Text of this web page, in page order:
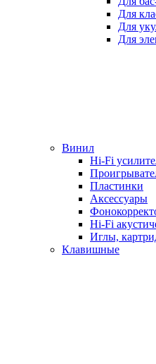
Для
Для
Для
Винил
Hi-Fi
Пластинки
Аксессуары
Hi-Fi
Иглы,
Клавишные